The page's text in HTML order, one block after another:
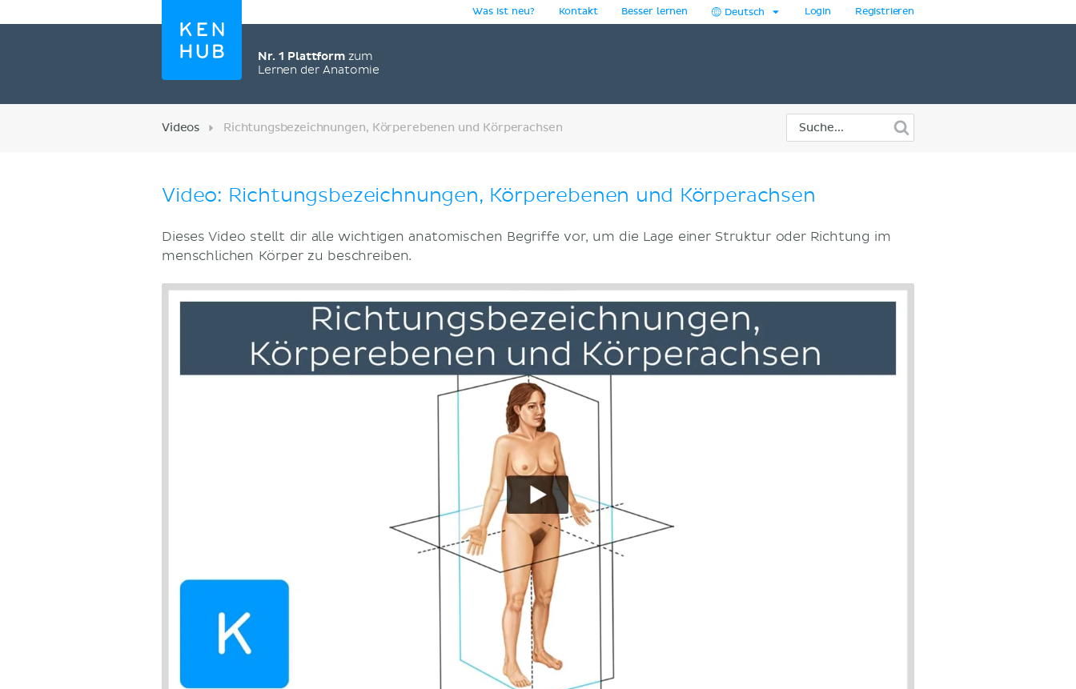
Nr. 1 Plattformzum
Lernen der Anatomie
Was ist neu? Kontakt Besser lernen Deutsch Login Registrieren
Videos Richtungsbezeichnungen, Körperebenen und Körperachsen
Video: Richtungsbezeichnungen, Körperebenen und Körperachsen
Dieses Video stellt dir alle wichtigen anatomischen Begriffe vor, um die Lage einer Struktur oder Richtung im
menschlichen Körper zu beschreiben.